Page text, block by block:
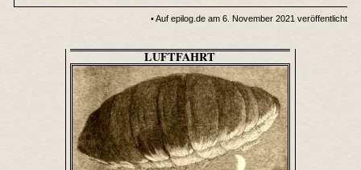
• Auf epilog.de am 6. November 2021 veröffentlicht
LUFTFAHRT